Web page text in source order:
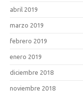
abril 2019
marzo 2019
febrero 2019
enero 2019
diciembre 2018
noviembre 2018